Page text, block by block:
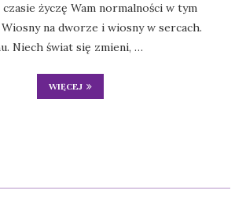
życzę Wam normalności w tym
na dworze i wiosny w sercach.
Niech świat się zmieni, …
WIĘCEJ